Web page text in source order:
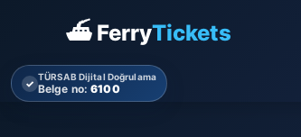
⛴ FerryTickets
✓
TÜRSAB Dijital Doğrulama
Belge no: 6100